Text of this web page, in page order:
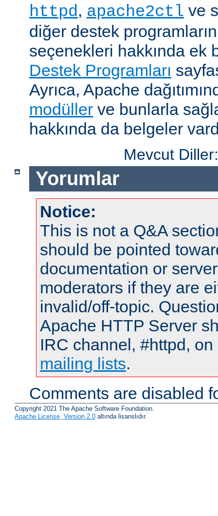
httpd, apache2ctl ve
diğer destek
seçenekleri hakkında ek
Destek Programları
Ayrıca, Apache
modüller ve bunlarla
hakkında da belgeler
Mevcut
Yorumlar
Notice:
This is not a Q&A
should be pointed
documentation or
moderators if they are
invalid/off-topic.
Apache HTTP Server
IRC channel, #httpd,
mailing lists.
Comments are disabled
Copyright 2021 The Apache Software Foundation.
Apache License, Version 2.0 altında lisanslıdır.